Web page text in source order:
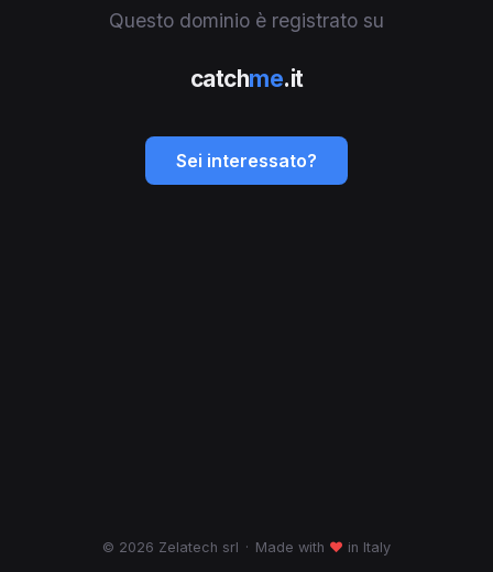
Questo dominio è registrato su
catchme.it
Sei interessato?
© 2026 Zelatech srl · Made with ♥ in Italy